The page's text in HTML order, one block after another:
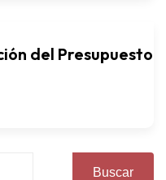
del Presupuesto
Buscar